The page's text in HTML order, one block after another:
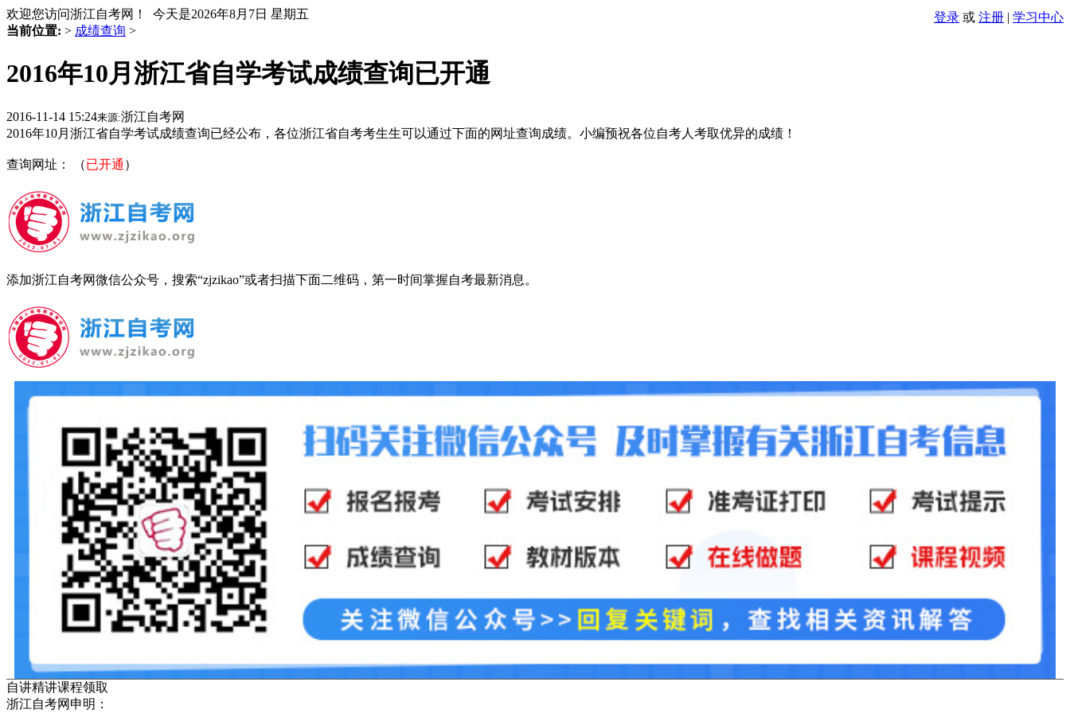
欢迎您访问浙江自考网！ 今天是2026年8月7日 星期五 登录 或 注册 | 学习中心
当前位置: > 成绩查询 >
2016年10月浙江省自学考试成绩查询已开通
2016-11-14 15:24来源:浙江自考网
2016年10月浙江省自学考试成绩查询已经公布，各位浙江省自考考生生可以通过下面的网址查询成绩。小编预祝各位自考人考取优异的成绩！
查询网址： （已开通 ）
添加浙江自考网微信公众号，搜索“zjzikao”或者扫描下面二维码，第一时间掌握自考最新消息。
自讲精讲课程领取
浙江自考网申明：